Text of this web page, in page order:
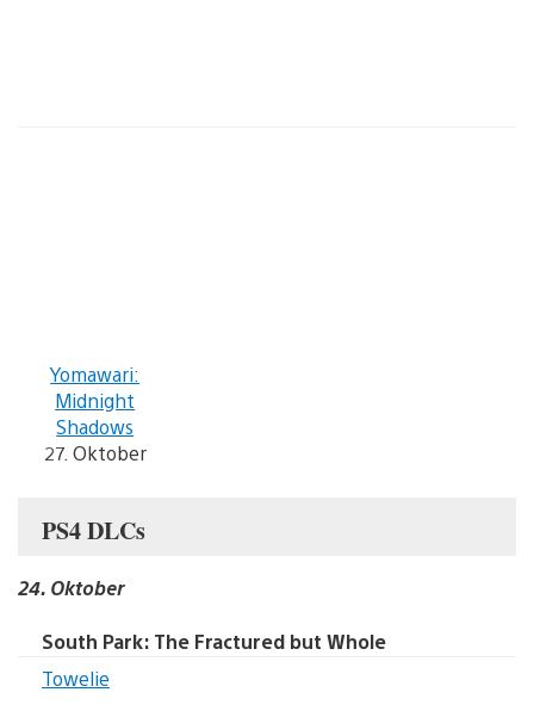
Yomawari:
Midnight
Shadows
27. Oktober
PS4 DLCs
24. Oktober
South Park: The Fractured but Whole
Towelie